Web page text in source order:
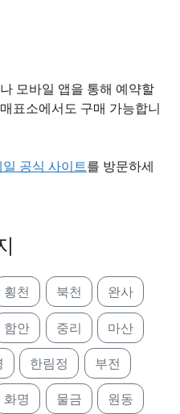
모바일 앱을 통해 예약할
표소에서도 구매 가능합니
일 공식 사이트를 방문하세
횡천 북천 완사
함안 중리 마산
한림정 부전
화명 물금 원동